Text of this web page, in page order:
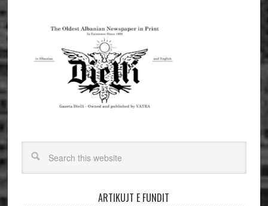
ARTIKUJT E FUNDIT